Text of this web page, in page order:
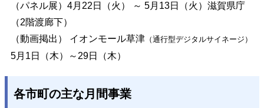
（パネル展）4月22日（火） ～ 5月13日（火）滋賀県庁
（2階渡廊下）
（動画掲出） イオンモール草津 （通行型デジタルサイネージ）
5月1日（木）～29日（木）
各市町の主な月間事業